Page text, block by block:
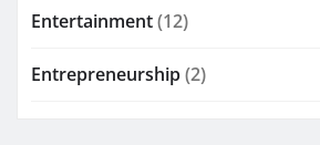
Entertainment(12)
Entrepreneurship(2)